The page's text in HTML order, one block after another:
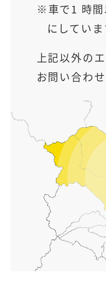
車で1 時
にしていま
上記以外の
お問い合わ